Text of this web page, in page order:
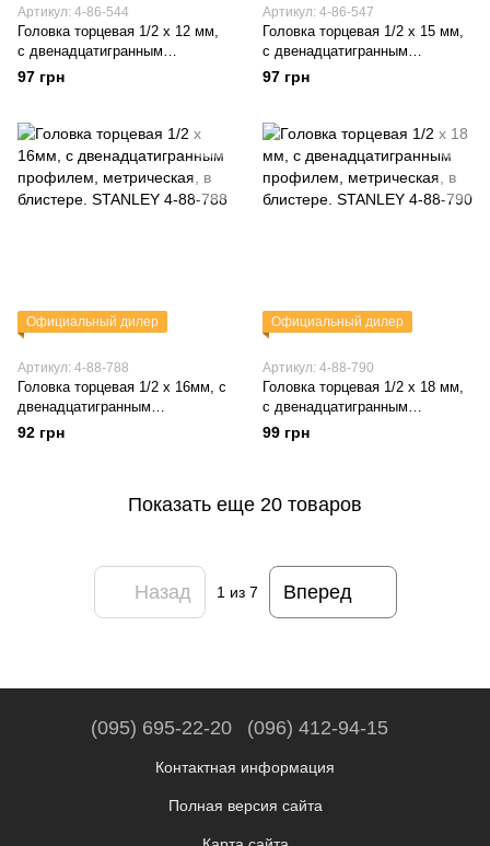
Артикул: 4-86-544
Головка торцевая 1/2 х 12 мм,
с двенадцатигранным
профилем, метрическая, в
блистере. STANLEY 4-86-544
97 грн
Артикул: 4-86-547
Головка торцевая 1/2 х 15 мм,
с двенадцатигранным
профилем, метрическая, в
блистере. STANLEY 4-86-547
97 грн
Официальный дилер
Артикул: 4-88-788
Головка торцевая 1/2 х 16мм, с
двенадцатигранным
профилем, метрическая, в
блистере. STANLEY 4-88-788
92 грн
Официальный дилер
Артикул: 4-88-790
Головка торцевая 1/2 х 18 мм,
с двенадцатигранным
профилем, метрическая, в
блистере. STANLEY 4-88-790
99 грн
Показать еще 20 товаров
Назад 1 из 7 Вперед
(095) 695-22-20 (096) 412-94-15
Контактная информация
Полная версия сайта